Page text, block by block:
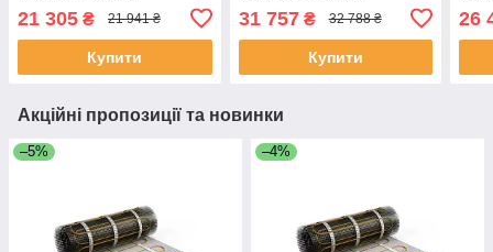
підлоги
21 305 ₴ 21 941 ₴
Купити
підлоги
31 757₴ 32 788 ₴
Купити
26
Акційні пропозиції та новинки
–5% –4%